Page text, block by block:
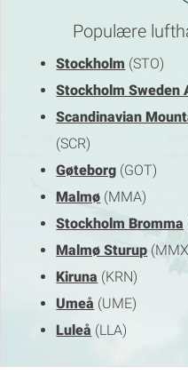
Populære
Stockholm (STO)
Stockholm Sweden
Scandinavian
(SCR)
Gøteborg (GOT)
Malmø (MMA)
Stockholm Bromma
Malmø Sturup
Kiruna (KRN)
Umeå (UME)
Luleå (LLA)